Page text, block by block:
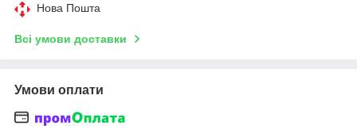
Нова Пошта
Всі умови доставки
Умови оплати